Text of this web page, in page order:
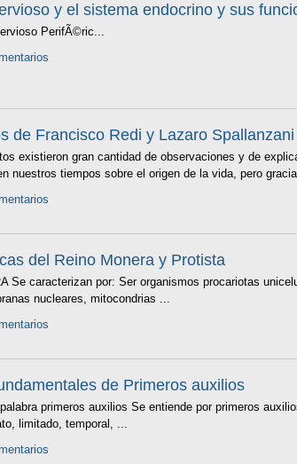
y el sistema endocrino y sus
PerifÃ©ric...
de Francisco Redi y Lazaro
existieron gran cantidad de observaciones y de
nuestros tiempos sobre el origen de la vida, pero
del Reino Monera y Protista
Se caracterizan por: Ser organismos procariotas
nucleares, mitocondrias ...
de Primeros auxilios
primeros auxilios Se entiende por primeros
limitado, temporal, ...